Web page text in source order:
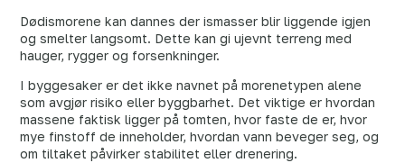
Dødismorene kan dannes der ismasser blir liggende igjen
og smelter langsomt. Dette kan gi ujevnt terreng med
hauger, rygger og forsenkninger.
I byggesaker er det ikke navnet på morenetypen alene
som avgjør risiko eller byggbarhet. Det viktige er hvordan
massene faktisk ligger på tomten, hvor faste de er, hvor
mye finstoff de inneholder, hvordan vann beveger seg, og
om tiltaket påvirker stabilitet eller drenering.